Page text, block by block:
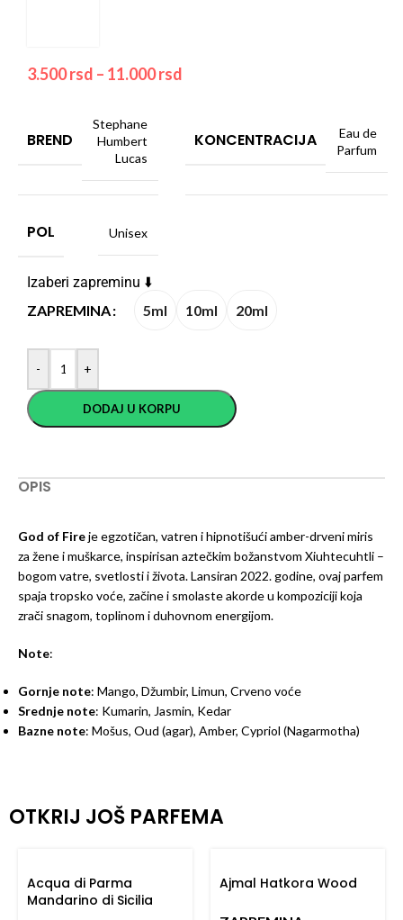
3.500rsd – 11.000rsd
BREND
Stephane
Humbert
Lucas
KONCENTRACIJA
Eau de
Parfum
POL Unisex
Izaberi zapreminu ⬇️
ZAPREMINA
5ml 10ml 20ml
- +
DODAJ U KORPU
OPIS
God of Fireje egzotičan, vatren i hipnotišući amber-drveni miris
za žene i muškarce, inspirisan aztečkim božanstvom Xiuhtecuhtli –
bogom vatre, svetlosti i života. Lansiran 2022. godine, ovaj parfem
spaja tropsko voće, začine i smolaste akorde u kompoziciji koja
zrači snagom, toplinom i duhovnom energijom.
Note:
Gornje note: Mango, Džumbir, Limun, Crveno voće
Srednje note: Kumarin, Jasmin, Kedar
Bazne note: Mošus, Oud (agar), Amber, Cypriol (Nagarmotha)
OTKRIJ JOŠ PARFEMA
Acqua di Parma
Mandarino di Sicilia
Ajmal Hatkora Wood